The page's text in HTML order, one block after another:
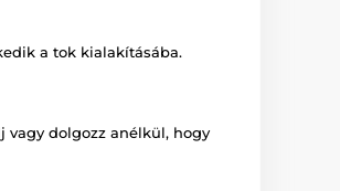
a tok kialakításába.
dolgozz anélkül, hogy